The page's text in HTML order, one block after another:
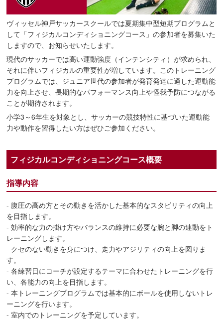
ヴィッセル神戸サッカースクールでは夏期集中型短期プログラムと
して「フィジカルコンディショニングコース」の参加者を募集いた
しますので、お知らせいたします。
現代のサッカーでは高い運動強度（インテンシティ）が求められ、
それに伴いフィジカルの重要性が増しています。このトレーニング
プログラムでは、ジュニア世代の参加者が発育発達に適した運動能
力を向上させ、長期的なパフォーマンス向上や怪我予防につながる
ことが期待されます。
小学3～6年生を対象とし、サッカーの競技特性に基づいた運動能
力や動作を習得したい方はぜひご参加ください。
フィジカルコンディショニングコース概要
指導内容
- 腹圧の高め方とその動きを活かした基本的なスタビリティの向上
を目指します。
- 効率的な力の掛け方やバランスの維持に必要な腕と脚の連動をト
レーニングします。
- クセのない動きを身につけ、走力やアジリティの向上を図りま
す。
- 各練習日にコーチが設定するテーマに合わせたトレーニングを行
い、各能力の向上を目指します。
- 本トレーニングプログラムでは基本的にボールを使用しないトレ
ーニングを行います。
- 室内でのトレーニングを予定しています。